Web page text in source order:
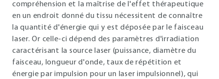
compréhension et la maîtrise de l'effet thérapeutique
en un endroit donné du tissu nécessitent de connaître
la quantité d'énergie qui y est déposée par le faisceau
laser. Or celle-ci dépend des paramètres d'irradiation
caractérisant la source laser (puissance, diamètre du
faisceau, longueur d'onde, taux de répétition et
énergie par impulsion pour un laser impulsionnel), qui